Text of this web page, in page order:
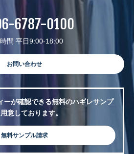
6787-0100
間 平日9:00-18:00
お問い合わせ
ーが確認できる無料のハギレサンプ
意しております。
無料サンプル請求